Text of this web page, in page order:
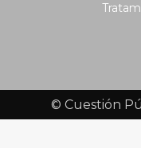
© Cuestión